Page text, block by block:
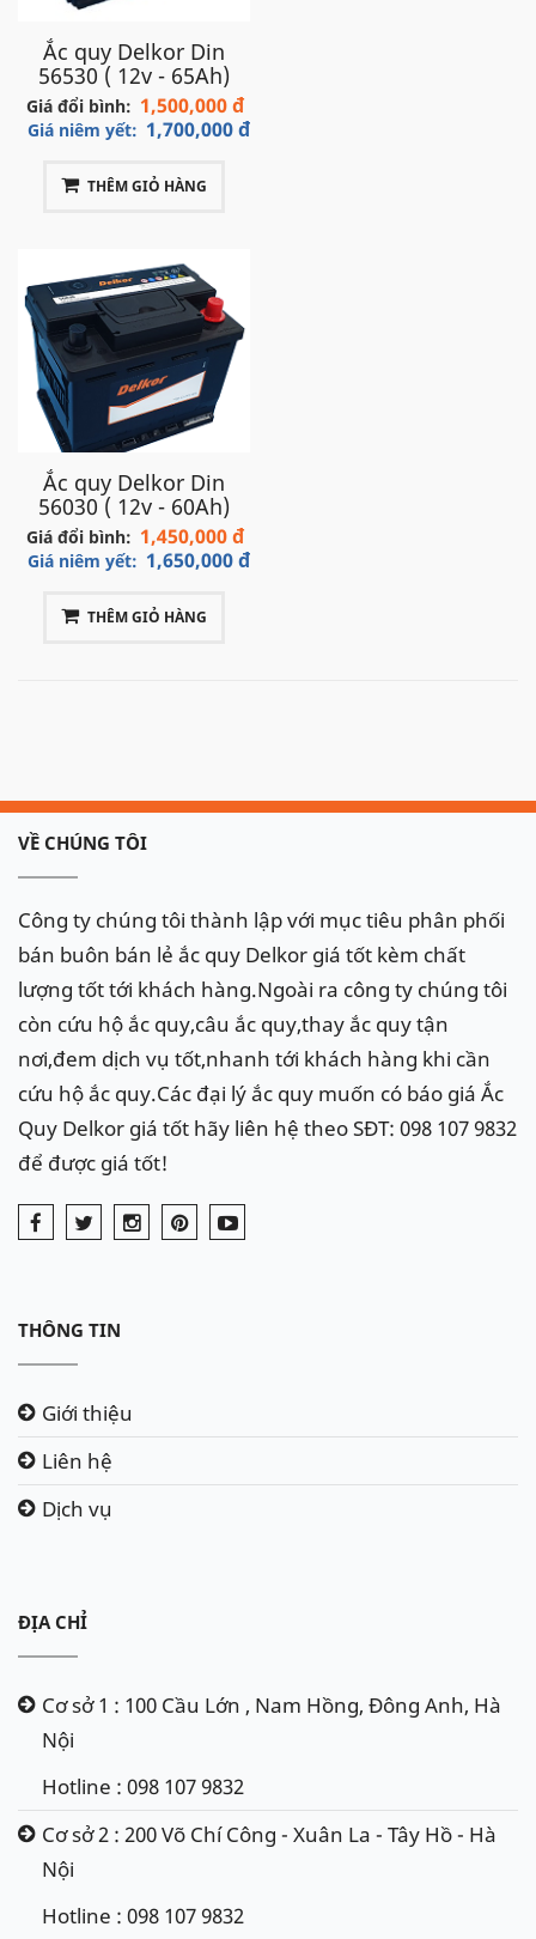
Ắc quy Delkor Din
56530 ( 12v - 65Ah)
Giá đổi bình: 1,500,000 đ
Giá niêm yết: 1,700,000 đ
THÊM GIỎ HÀNG
Ắc quy Delkor Din
56030 ( 12v - 60Ah)
Giá đổi bình: 1,450,000 đ
Giá niêm yết: 1,650,000 đ
THÊM GIỎ HÀNG
VỀ CHÚNG TÔI
Công ty chúng tôi thành lập với mục tiêu phân phối
bán buôn bán lẻ ắc quy Delkor giá tốt kèm chất
lượng tốt tới khách hàng.Ngoài ra công ty chúng tôi
còn cứu hộ ắc quy,câu ắc quy,thay ắc quy tận
nơi,đem dịch vụ tốt,nhanh tới khách hàng khi cần
cứu hộ ắc quy.Các đại lý ắc quy muốn có báo giá Ắc
Quy Delkor giá tốt hãy liên hệ theo SĐT: 098 107 9832
để được giá tốt!
THÔNG TIN
Giới thiệu
Liên hệ
Dịch vụ
ĐỊA CHỈ
Cơ sở 1 : 100 Cầu Lớn , Nam Hồng, Đông Anh, Hà
Nội
Hotline : 098 107 9832
Cơ sở 2 : 200 Võ Chí Công - Xuân La - Tây Hồ - Hà
Nội
Hotline : 098 107 9832